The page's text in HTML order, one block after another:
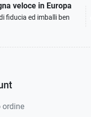
veloce in Europa
fiducia ed imballi ben
ordine